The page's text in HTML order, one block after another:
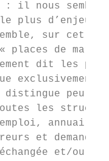
nous semble
plus d’enjeux
sur cet
places de
dit les
exclusivement
distingue peu
les
et
et/ou en